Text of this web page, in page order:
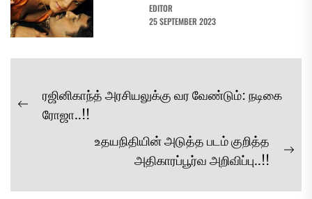
EDITOR
25 SEPTEMBER 2023
Post
navigation
Previous
ரஜினிகாந்த் அரசியலுக்கு வர வேண்டும்: நடிகை
ரோஜா..!!
உதயநிதியின் அடுத்த படம் குறித்த
அதிகாரப்பூர்வ அறிவிப்பு..!!